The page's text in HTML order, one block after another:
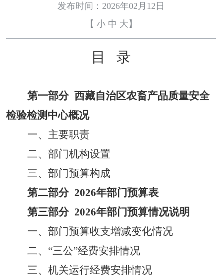
发布时间：2026年02月12日
【 小 中 大 】
目 录
第一部分 西藏自治区农畜产品质量安全
检验检测 中心概况
一、主要职责
二、部门机构设置
三、 部门预算构成
第二部分 2026年部门预算表
第三部分 2026年部门预算情况说明
一、部门预算收支增减变化情况
二、 “三公”经费安排情况
三、机关运行经费安排情况